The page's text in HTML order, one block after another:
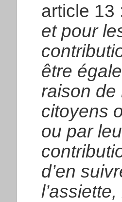
article 13
et pour
être
raison de
citoyens
ou par
d’en